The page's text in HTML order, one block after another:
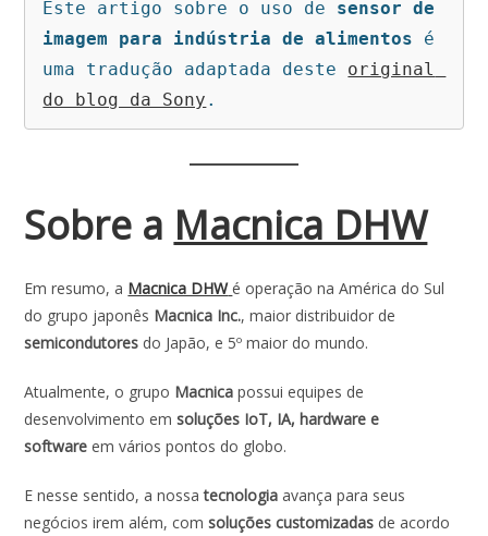
Este artigo sobre o uso de sensor de
imagem para indústria de alimentos é
uma tradução adaptada deste original
do blog da Sony .
Sobre a Macnica DHW
Em resumo, a Macnica DHW é operação na América do Sul
do grupo japonês Macnica Inc., maior distribuidor de
semicondutores do Japão, e 5º maior do mundo.
Atualmente, o grupo Macnica possui equipes de
desenvolvimento emsoluções IoT, IA, hardware e
software em vários pontos do globo.
E nesse sentido, a nossatecnologiaavança para seus
negócios irem além, comsoluções customizadas de acordo